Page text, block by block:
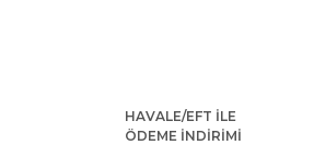
HAVALE/EFT İLE
ÖDEME İNDİRİMİ